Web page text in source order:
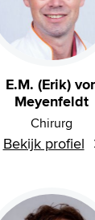
E.M. (Erik)
Meyenfeldt
Chirurg
Bekijk profiel